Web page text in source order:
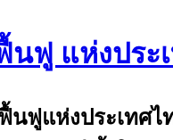
ฟู แห่งประ
นฟูแห่งประเทศ